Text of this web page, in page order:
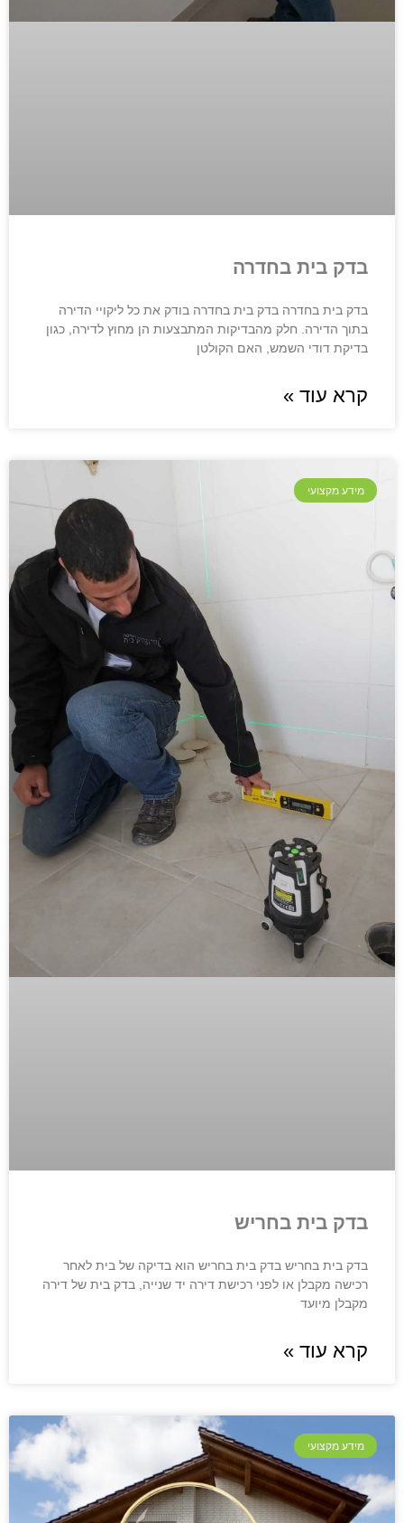
בדק בית בחדרה
בדק בית בחדרה בדק בית בחדרה בודק את כל ליקויי הדירה
בתוך הדירה. חלק מהבדיקות המתבצעות הן מחוץ לדירה, כגון
בדיקת דודי השמש, האם הקולטן
קרא עוד »
מידע מקצועי
בדק בית בחריש
בדק בית בחריש בדק בית בחריש הוא בדיקה של בית לאחר
רכישה מקבלן או לפני רכישת דירה יד שנייה, בדק בית של דירה
מקבלן מיועד
קרא עוד »
מידע מקצועי